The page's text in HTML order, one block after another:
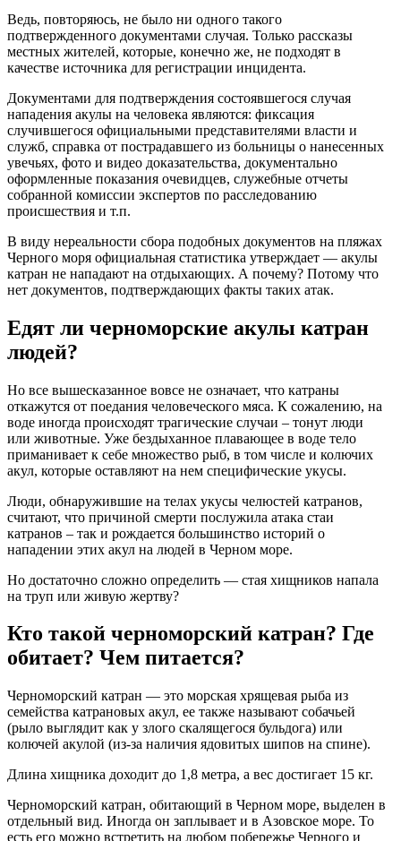
Ведь, повторяюсь, не было ни одного такого
подтвержденного документами случая. Только рассказы
местных жителей, которые, конечно же, не подходят в
качестве источника для регистрации инцидента.
Документами для подтверждения состоявшегося случая
нападения акулы на человека являются: фиксация
случившегося официальными представителями власти и
служб, справка от пострадавшего из больницы о нанесенных
увечьях, фото и видео доказательства, документально
оформленные показания очевидцев, служебные отчеты
собранной комиссии экспертов по расследованию
происшествия и т.п.
В виду нереальности сбора подобных документов на пляжах
Черного моря официальная статистика утверждает — акулы
катран не нападают на отдыхающих. А почему? Потому что
нет документов, подтверждающих факты таких атак.
Едят ли черноморские акулы катран
людей?
Но все вышесказанное вовсе не означает, что катраны
откажутся от поедания человеческого мяса. К сожалению, на
воде иногда происходят трагические случаи – тонут люди
или животные. Уже бездыханное плавающее в воде тело
приманивает к себе множество рыб, в том числе и колючих
акул, которые оставляют на нем специфические укусы.
Люди, обнаружившие на телах укусы челюстей катранов,
считают, что причиной смерти послужила атака стаи
катранов – так и рождается большинство историй о
нападении этих акул на людей в Черном море.
Но достаточно сложно определить — стая хищников напала
на труп или живую жертву?
Кто такой черноморский катран? Где
обитает? Чем питается?
Черноморский катран — это морская хрящевая рыба из
семейства катрановых акул, ее также называют собачьей
(рыло выглядит как у злого скалящегося бульдога) или
колючей акулой (из-за наличия ядовитых шипов на спине).
Длина хищника доходит до 1,8 метра, а вес достигает 15 кг.
Черноморский катран, обитающий в Черном море, выделен в
отдельный вид. Иногда он заплывает и в Азовское море. То
есть его можно встретить на любом побережье Черного и